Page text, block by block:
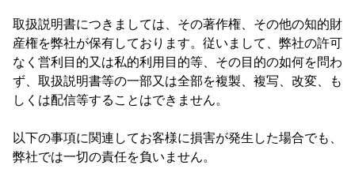
取扱説明書につきましては、その著作権、その他の知的財
産権を弊社が保有しております。従いまして、弊社の許可
なく営利目的又は私的利用目的等、その目的の如何を問わ
ず、取扱説明書等の一部又は全部を複製、複写、改変、も
しくは配信等することはできません。
以下の事項に関連してお客様に損害が発生した場合でも、
弊社では一切の責任を負いません。